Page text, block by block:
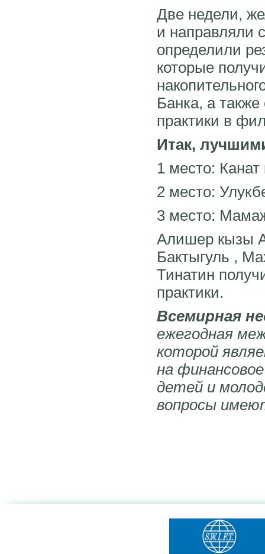
Две недели,
и направляли
определили
которые
Банка, а
практики в
Итак,
1 место:
2 место:
3 место:
Алишер кызы
Бактыгуль ,
Тинатин
практики.
Всемирная
ежегодная
которой
на
детей и
вопросы